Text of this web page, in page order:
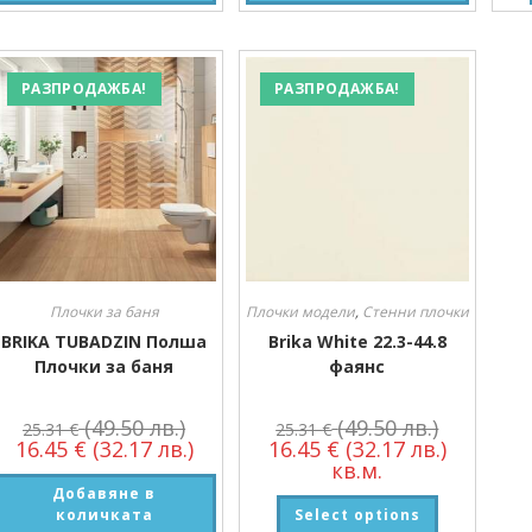
РАЗПРОДАЖБА!
Плочки за баня
BRIKA TUBADZIN Полша
Плочки за баня
25.31€ (49.50 лв.)
16.45 € (32.17 лв.)
Добавяне в
количката
РАЗПРОДАЖБА!
Плочки модели, Стенни плочки
Brika White 22.3-44.8
фаянс
25.31€ (49.50 лв.)
16.45 € (32.17 лв.)
кв.м.
Select options